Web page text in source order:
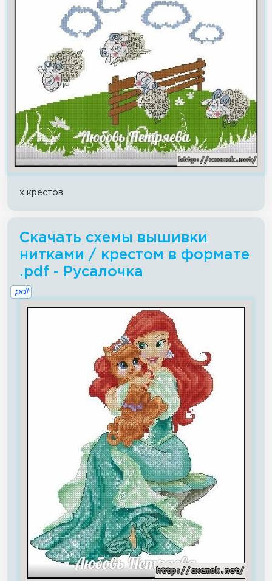
x крестов
Скачать схемы вышивки
нитками / крестом в формате
.pdf - Русалочка
.pdf